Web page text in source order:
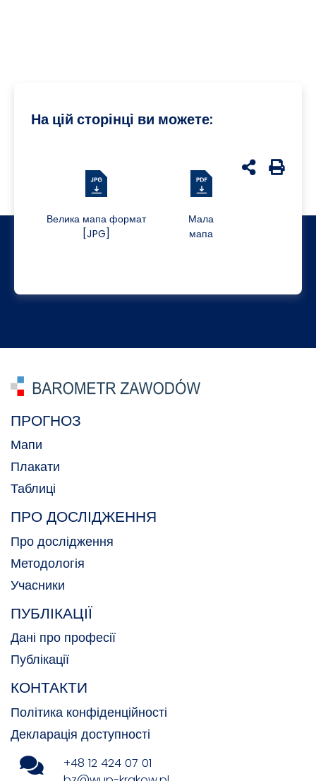
На цій сторінці ви можете:
Велика мапа формат
[JPG]
Мала
мапа
udostępnij
ПРОГНОЗ
Мапи
Плакати
Таблиці
ПРО ДОСЛІДЖЕННЯ
Про дослідження
Методологія
Учасники
ПУБЛІКАЦІЇ
Дані про професії
Публікації
КОНТАКТИ
Політика конфіденційності
Декларація доступності
+48 12 424 07 01